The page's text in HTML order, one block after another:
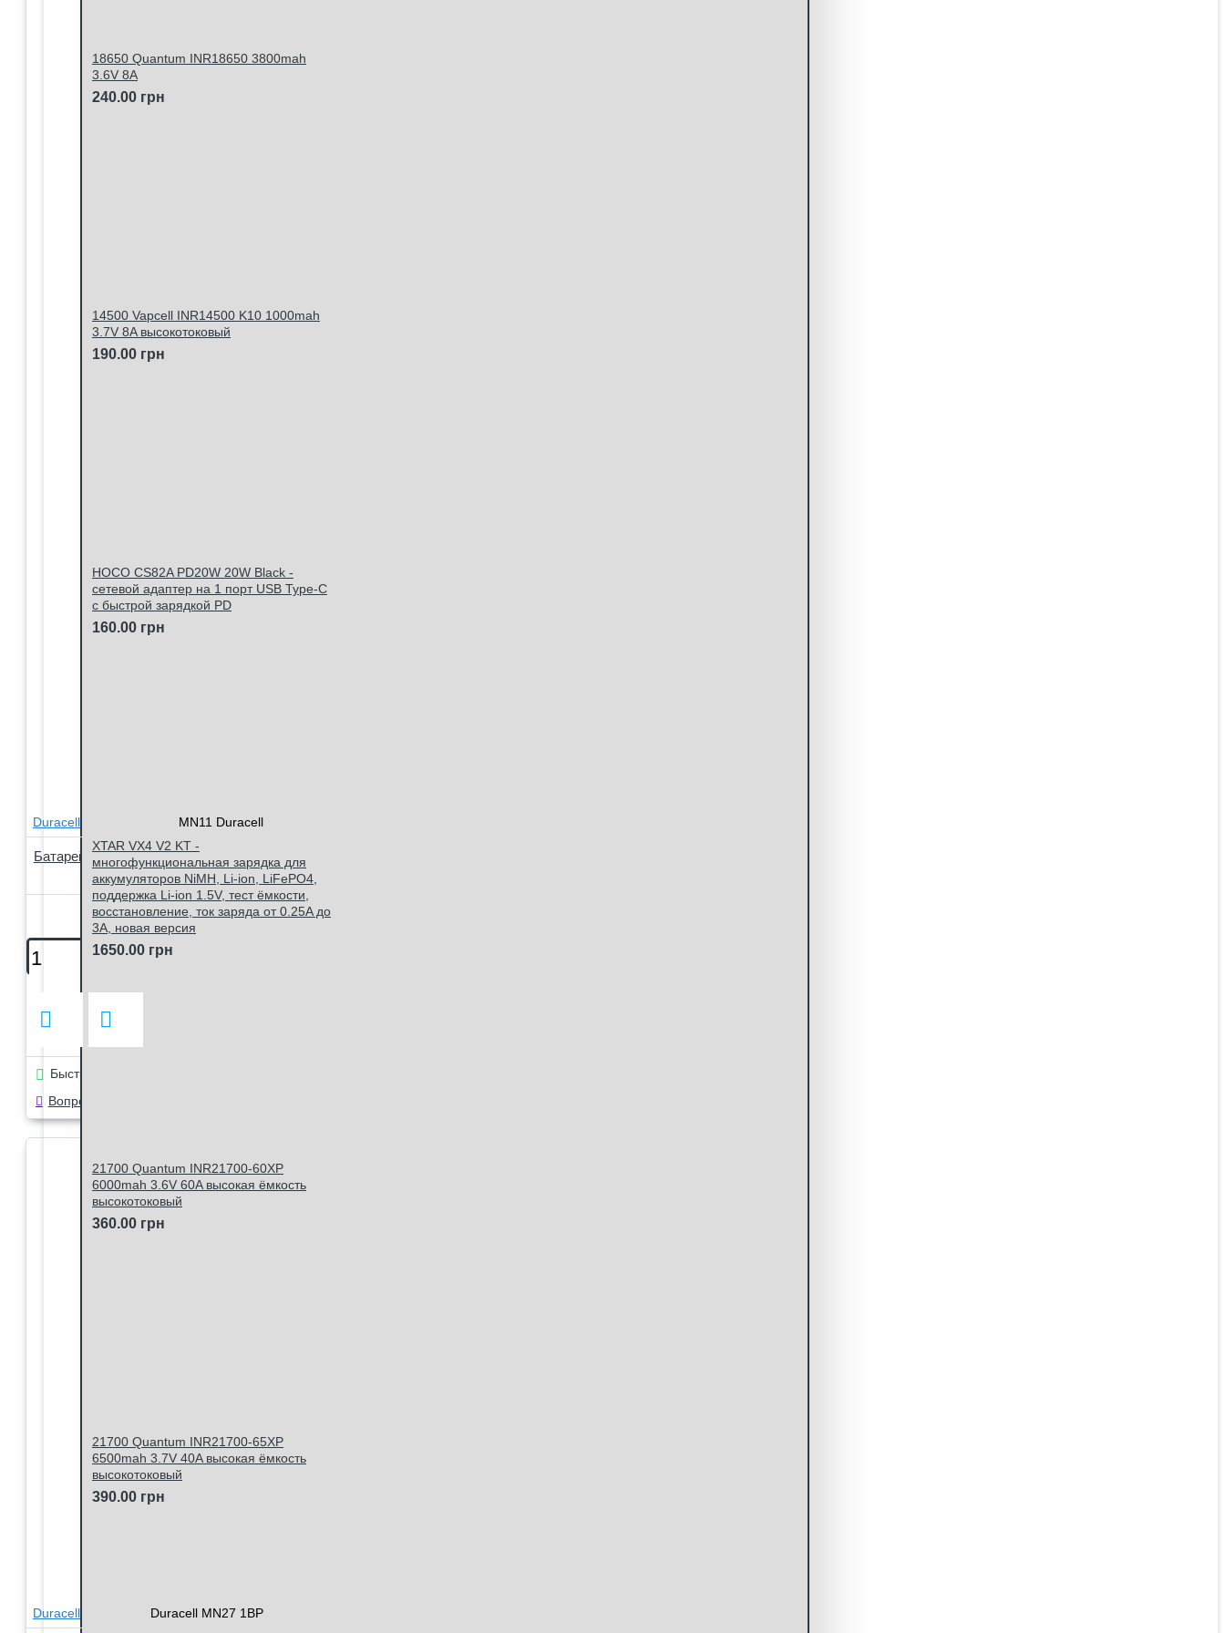
18650 Quantum INR18650 3800mah
3.6V 8A
240.00 грн
14500 Vapcell INR14500 K10 1000mah
3.7V 8A высокотоковый
190.00 грн
HOCO CS82A PD20W 20W Black -
сетевой адаптер на 1 порт USB Type-C
c быстрой зарядкой PD
160.00 грн
XTAR VX4 V2 KT -
многофункциональная зарядка для
аккумуляторов NiMH, Li-ion, LiFePO4,
поддержка Li-ion 1.5V, тест ёмкости,
восстановление, ток заряда от 0.25A до
3A, новая версия
1650.00 грн
21700 Quantum INR21700-60XP
6000mah 3.6V 60A высокая ёмкость
высокотоковый
360.00 грн
21700 Quantum INR21700-65XP
6500mah 3.7V 40A высокая ёмкость
высокотоковый
390.00 грн
Duracell MN11 Duracell
Батарейка MN11 Duracell Alkaline 6V,
упаковка 1 шт.
95.00 грн
Быстрый заказ
Вопрос в чат Viber
Duracell Duracell MN27 1BP